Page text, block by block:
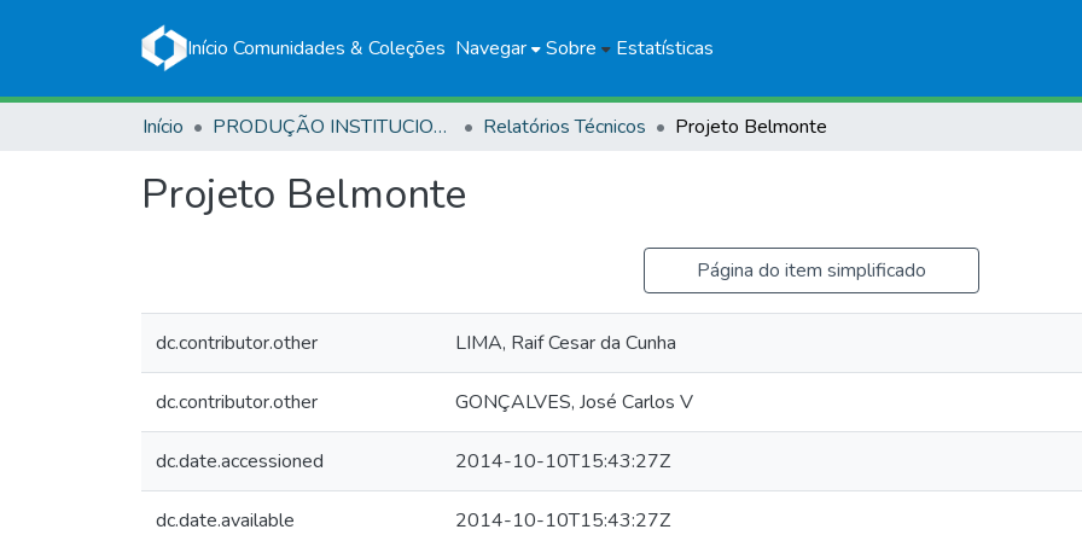
Início Comunidades & Coleções Navegar Sobre Estatísticas
Início PRODUÇÃO INSTITUCIONAL Relatórios Técnicos Projeto Belmonte
Projeto Belmonte
Página do item simplificado
dc.contributor.other LIMA, Raif Cesar da Cunha
dc.contributor.other GONÇALVES, José Carlos V
dc.date.accessioned 2014-10-10T15:43:27Z
dc.date.available 2014-10-10T15:43:27Z